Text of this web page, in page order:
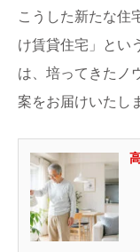
こうした新たな住
け賃貸住宅」とい
は、培ってきたノ
案をお届けいたし